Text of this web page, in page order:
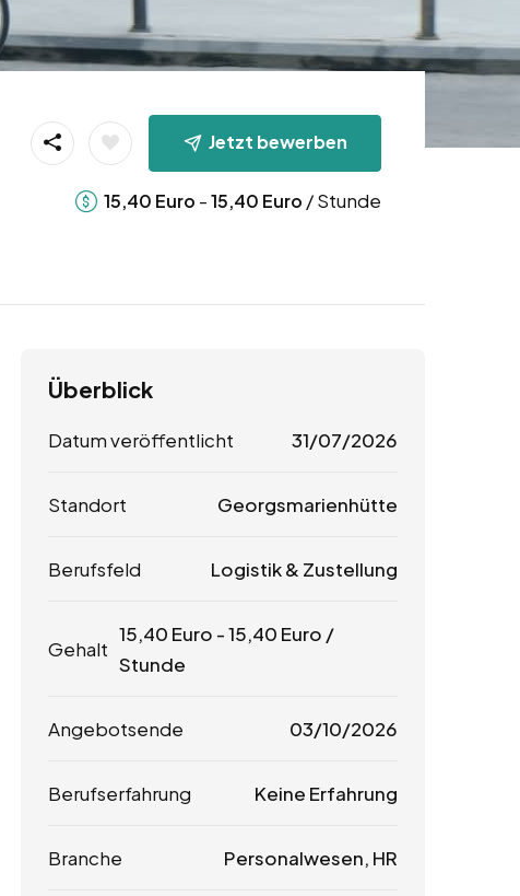
Jetzt bewerben
15,40 Euro -15,40 Euro / Stunde
Überblick
Datum veröffentlicht 31/07/2026
Standort Georgsmarienhütte
Berufsfeld Logistik & Zustellung
Gehalt
15,40 Euro -15,40 Euro /
Stunde
Angebotsende 03/10/2026
Berufserfahrung Keine Erfahrung
Branche Personalwesen, HR